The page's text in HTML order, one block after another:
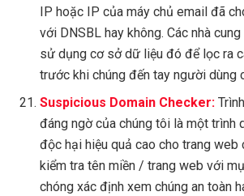
IP hoặc IP của máy chủ email đã
với DNSBL hay không. Các nhà
sử dụng cơ sở dữ liệu đó để lọc ra
trước khi chúng đến tay người dùng
Suspicious Domain Checker:
đáng ngờ của chúng tôi là một trình
độc hại hiệu quả cao cho trang web
kiểm tra tên miền / trang web với
chóng xác định xem chúng an toàn